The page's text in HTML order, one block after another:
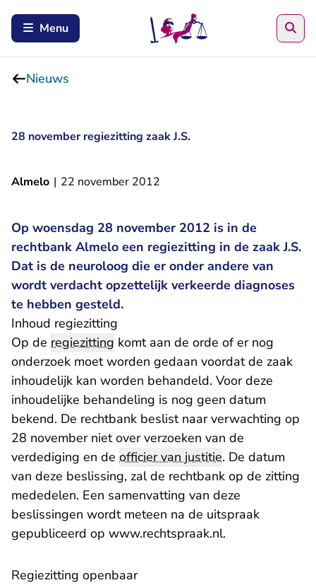
Menu
Nieuws
28 november regiezitting zaak J.S.
Almelo | 22 november 2012
Op woensdag 28 november 2012 is in de
rechtbank Almelo een regiezitting in de zaak J.S.
Dat is de neuroloog die er onder andere van
wordt verdacht opzettelijk verkeerde diagnoses
te hebben gesteld.
Inhoud regiezitting
Op de regiezitting komt aan de orde of er nog
onderzoek moet worden gedaan voordat de zaak
inhoudelijk kan worden behandeld. Voor deze
inhoudelijke behandeling is nog geen datum
bekend. De rechtbank beslist naar verwachting op
28 november niet over verzoeken van de
verdediging en de officier van justitie. De datum
van deze beslissing, zal de rechtbank op de zitting
mededelen. Een samenvatting van deze
beslissingen wordt meteen na de uitspraak
gepubliceerd op www.rechtspraak.nl.
Regiezitting openbaar